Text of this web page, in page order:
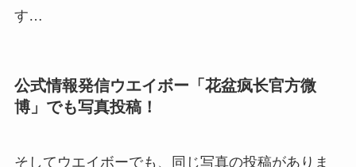
す…
公式情報発信ウエイボー「花盆疯长官方微
博」でも写真投稿！
そしてウエイボーでも、同じ写真の投稿がありま